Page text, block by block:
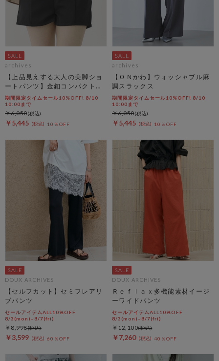
archives
【上品見えする大人の美脚ショ
ートパンツ】金釦コンパクトシ
ョートパンツ
期間限定タイムセール10%OFF! 8/10
10:00まで
￥5,445 10％OFF
￥6,050
archives
【ＯＮかわ】ウォッシャブル麻
調スラックス
期間限定タイムセール10%OFF! 8/10
10:00まで
￥5,445 10％OFF
￥6,050
DOUX ARCHIVES
【セルフカット】セミフレアリ
ブパンツ
セールアイテムALL10%OFF
8/3(mon)~8/7(fri)
￥3,599 60％OFF
￥8,998
DOUX ARCHIVES
Ｒｅｆｌａｘ多機能素材イージ
ーワイドパンツ
セールアイテムALL10%OFF
8/3(mon)~8/7(fri)
￥7,260 40％OFF
￥12,100